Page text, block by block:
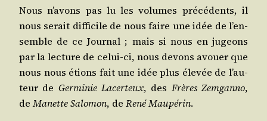
Nous n’a­vons pas lu les volumes pré­cé­dents, il
nous serait dif­fi­cile de nous faire une idée de l’en­
semble de ce Jour­nal ; mais si nous en jugeons
par la lec­ture de celui-ci, nous devons avouer que
nous nous étions fait une idée plus éle­vée de l’au­
teur de Ger­mi­nie Lacer­teux, des Frères Zem­gan­no,
deManette Salo­mon, de René Mau­pé­rin.